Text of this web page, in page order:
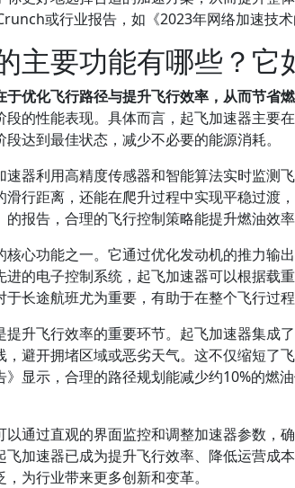
或行业报告，如《2023年网络加速技术
主要功能有哪些？它
优化飞行路径与提升飞行效率，从而节省燃
段的性能表现。具体而言，起飞加速器主要
达到最佳状态，减少不必要的能源消耗。
速器利用高精度传感器和智能算法实时监测
行距离，还能在爬升过程中实现平稳过渡
的报告，合理的飞行控制策略能提升燃油效
核心功能之一。它通过优化发动机的推力输
进的电子控制系统，起飞加速器可以根据载
长途航班尤为重要，有助于在整个飞行过程
提升飞行效率的重要环节。起飞加速器集成
避开拥堵区域或恶劣天气。这不仅缩短了
显示，合理的路径规划能减少约10%的燃
通过直观的界面监控和调整加速器参数，
飞加速器已成为提升飞行效率、降低运营成
为行业带来更多创新和变革。